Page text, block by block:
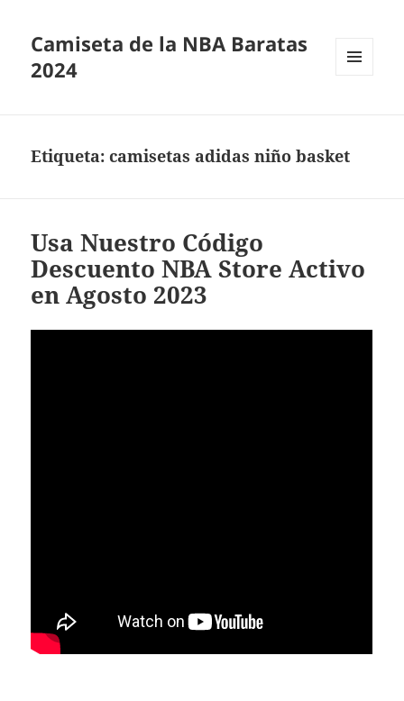
Camiseta de la NBA Baratas
2024
Etiqueta:camisetas adidas niño basket
Usa Nuestro Código
Descuento NBA Store Activo
en Agosto 2023